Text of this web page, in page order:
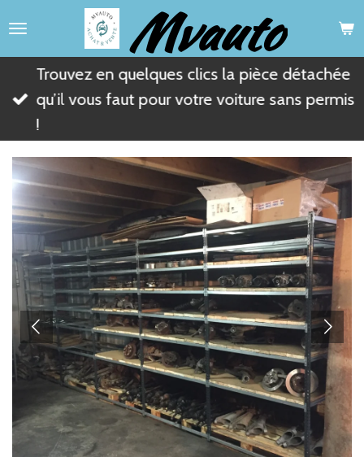
Passer
contenu
principal
Mvauto
Trouvez en quelques clics la pièce détachée
qu’il vous faut pour votre voiture sans permis
!